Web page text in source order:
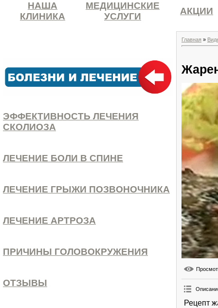
НАША
КЛИНИКА
МЕДИЦИНСКИЕ
УСЛУГИ
АКЦИИ
ЭФФЕКТИВНОСТЬ ЛЕЧЕНИЯ
СКОЛИОЗА
ЛЕЧЕНИЕ БОЛИ В СПИНЕ
ЛЕЧЕНИЕ ГРЫЖИ ПОЗВОНОЧНИКА
ЛЕЧЕНИЕ АРТРОЗА
ПРИЧИНЫ ГОЛОВОКРУЖЕНИЯ
ОТЗЫВЫ
Главная »
Рецепт